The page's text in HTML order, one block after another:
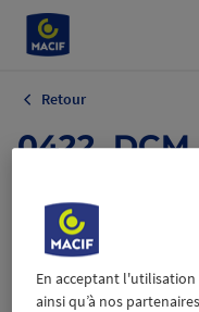
Retour
25 août 2022
En acceptant
ainsi qu’à nos